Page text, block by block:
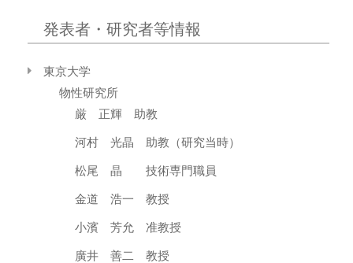
発表者・研究者等情報
東京大学
物性研究所
厳 正輝 助教
河村 光晶 助教（研究当時）
松尾 晶 技術専門職員
金道 浩一 教授
小濱 芳允 准教授
廣井 善二 教授